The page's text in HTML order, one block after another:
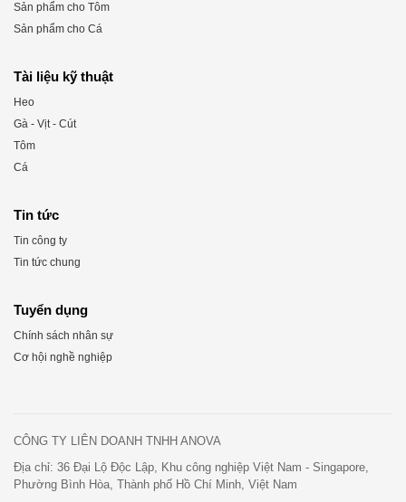
Sản phẩm cho Tôm
Sản phẩm cho Cá
Tài liệu kỹ thuật
Heo
Gà - Vịt - Cút
Tôm
Cá
Tin tức
Tin công ty
Tin tức chung
Tuyển dụng
Chính sách nhân sự
Cơ hội nghề nghiệp
CÔNG TY LIÊN DOANH TNHH ANOVA
Địa chỉ: 36 Đại Lộ Độc Lập, Khu công nghiệp Việt Nam - Singapore,
Phường Bình Hòa, Thành phố Hồ Chí Minh, Việt Nam